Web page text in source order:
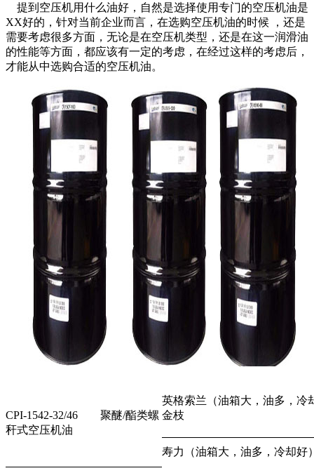
提到空压机用什么油好，自然是选择使用专门的空压机油是
XX好的，针对当前企业而言，在选购空压机油的时候 ，还是
需要考虑很多方面，无论是在空压机类型，还是在这一润滑油
的性能等方面，都应该有一定的考虑，在经过这样的考虑后，
才能从中选购合适的空压机油。
CPI-1542-32/46 聚醚/酯类螺
秆式空压机油
英格索兰（油箱大，油多，冷
金枝
寿力（油箱大，油多，冷却好